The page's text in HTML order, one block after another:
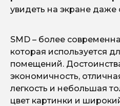
увидеть на экране
SMD – более
которая используется
помещений.
экономичность,
легкость и небольшая
цвет картинки и